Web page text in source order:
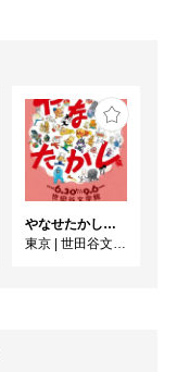
やなせたかし展 人生はよろこばせごっこ
東京 | 世田谷文学館